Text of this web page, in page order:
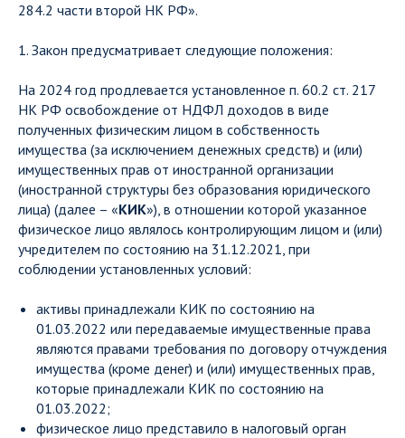
284.2 части второй НК РФ».
1. Закон предусматривает следующие положения:
На 2024 год продлевается установленное п. 60.2 ст. 217
НК РФ освобождение от НДФЛ доходов в виде
полученных физическим лицом в собственность
имущества (за исключением денежных средств) и (или)
имущественных прав от иностранной организации
(иностранной структуры без образования юридического
лица) (далее – «КИК»), в отношении которой указанное
физическое лицо являлось контролирующим лицом и (или)
учредителем по состоянию на 31.12.2021, при
соблюдении установленных условий:
активы принадлежали КИК по состоянию на
01.03.2022 или передаваемые имущественные права
являются правами требования по договору отчуждения
имущества (кроме денег) и (или) имущественных прав,
которые принадлежали КИК по состоянию на
01.03.2022;
физическое лицо представило в налоговый орган